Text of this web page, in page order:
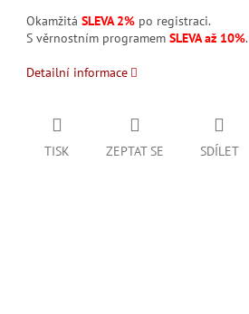
Okamžitá SLEVA 2%po registraci.
S věrnostním programem SLEVA až 10%.
Detailní informace
TISK ZEPTAT SE SDÍLET